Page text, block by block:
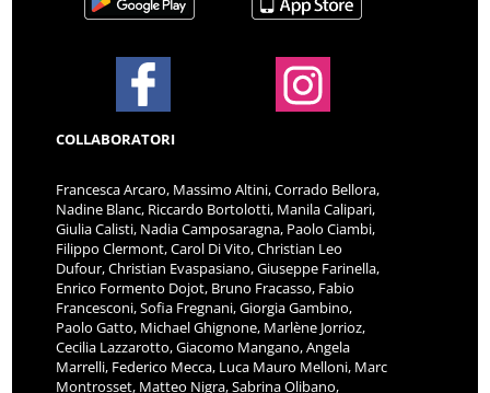
COLLABORATORI
Francesca Arcaro, Massimo Altini, Corrado Bellora,
Nadine Blanc, Riccardo Bortolotti, Manila Calipari,
Giulia Calisti, Nadia Camposaragna, Paolo Ciambi,
Filippo Clermont, Carol Di Vito, Christian Leo
Dufour, Christian Evaspasiano, Giuseppe Farinella,
Enrico Formento Dojot, Bruno Fracasso, Fabio
Francesconi, Sofia Fregnani, Giorgia Gambino,
Paolo Gatto, Michael Ghignone, Marlène Jorrioz,
Cecilia Lazzarotto, Giacomo Mangano, Angela
Marrelli, Federico Mecca, Luca Mauro Melloni, Marc
Montrosset, Matteo Nigra, Sabrina Olibano,